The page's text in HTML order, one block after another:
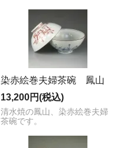
染赤絵巻夫婦茶碗 鳳山
13,200円(税込)
清水焼の鳳山、染赤絵巻夫婦
茶碗です。